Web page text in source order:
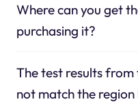
Where can you get
purchasing it?
The test results
not match the